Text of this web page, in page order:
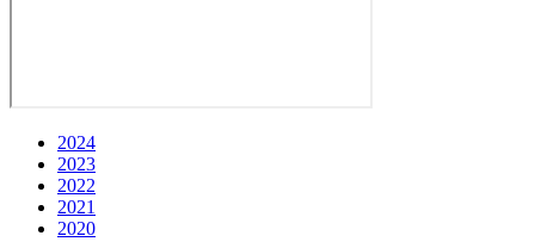
2024
2023
2022
2021
2020